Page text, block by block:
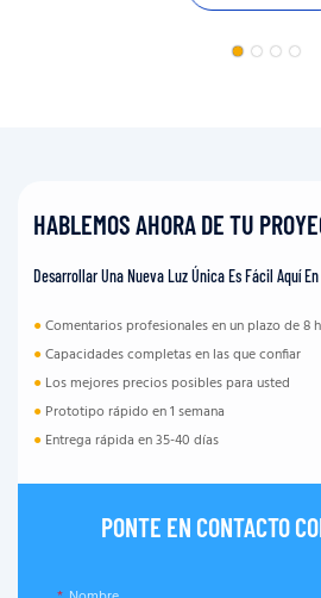
HABLEMOS AHORA DE TU
Desarrollar Una Nueva Luz Única Es Fácil Aquí
●Comentarios profesionales en un plazo de 8
●Capacidades completas en las que confiar
● Los mejores precios posibles para usted
● Prototipo rápido en 1 semana
● Entrega rápida en 35-40 días
PONTE EN CONTACTO